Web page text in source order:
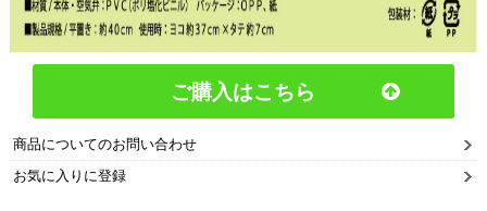
ご購入はこちら
商品についてのお問い合わせ
お気に入りに登録